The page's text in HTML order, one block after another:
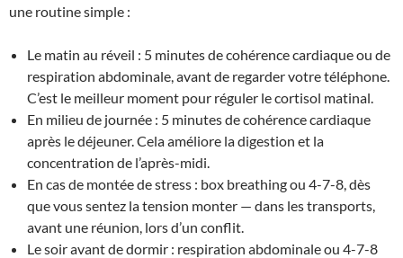
une routine simple :
Le matin au réveil : 5 minutes de cohérence cardiaque ou de
respiration abdominale, avant de regarder votre téléphone.
C’est le meilleur moment pour réguler le cortisol matinal.
En milieu de journée : 5 minutes de cohérence cardiaque
après le déjeuner. Cela améliore la digestion et la
concentration de l’après-midi.
En cas de montée de stress : box breathing ou 4-7-8, dès
que vous sentez la tension monter — dans les transports,
avant une réunion, lors d’un conflit.
Le soir avant de dormir : respiration abdominale ou 4-7-8